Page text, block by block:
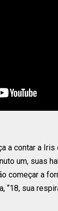
a contar a
um, suas
começar a
“18, sua